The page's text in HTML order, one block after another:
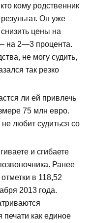
кому родственник
Он уже
цены на
на 2—3 процента.
не могу судить,
так резко
ли ей привлечь
75 млн евро.
любит судиться со
и сгибаете
Ранее
в 118,52
2013 года.
как единое